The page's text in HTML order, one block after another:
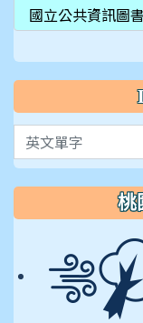
英文單字
桃